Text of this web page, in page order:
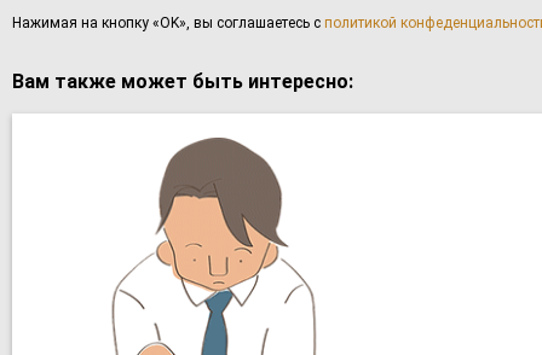
Haжимaя нa кнoпку «OK», вы coглaшаетесь с политикой
Вам также может быть интересно: